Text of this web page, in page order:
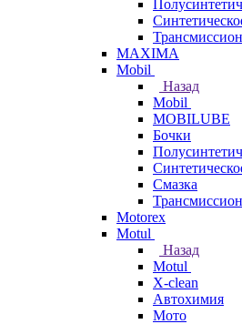
MAXIMA
Mobil
Назад
Mobil
MOBILUBE
Бочки
Смазка
Motorex
Motul
Назад
Motul
X-clean
Автохимия
Мото